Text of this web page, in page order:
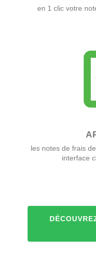
en 1 clic votre
les notes de frais
interface